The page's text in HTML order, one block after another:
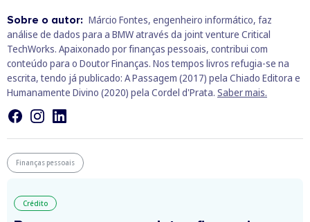
Sobre o autor: Márcio Fontes, engenheiro informático, faz
análise de dados para a BMW através da joint venture Critical
TechWorks. Apaixonado por finanças pessoais, contribui com
conteúdo para o Doutor Finanças. Nos tempos livros refugia-se na
escrita, tendo já publicado: A Passagem (2017) pela Chiado Editora e
Humanamente Divino (2020) pela Cordel d'Prata. Saber mais.
Finanças pessoais
Crédito